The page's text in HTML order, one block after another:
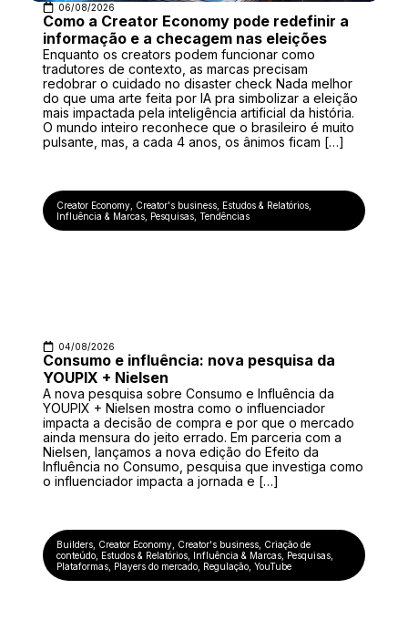
06/08/2026
Como a Creator Economy pode redefinir a
informação e a checagem nas eleições
Enquanto os creators podem funcionar como
tradutores de contexto, as marcas precisam
redobrar o cuidado no disaster check Nada melhor
do que uma arte feita por IA pra simbolizar a eleição
mais impactada pela inteligência artificial da história.
O mundo inteiro reconhece que o brasileiro é muito
pulsante, mas, a cada 4 anos, os ânimos ficam […]
Creator Economy Creator's business Estudos & Relatórios
Influência & Marcas Pesquisas ,Tendências
04/08/2026
Consumo e influência: nova pesquisa da
YOUPIX + Nielsen
A nova pesquisa sobre Consumo e Influência da
YOUPIX + Nielsen mostra como o influenciador
impacta a decisão de compra e por que o mercado
ainda mensura do jeito errado. Em parceria com a
Nielsen, lançamos a nova edição do Efeito da
Influência no Consumo, pesquisa que investiga como
o influenciador impacta a jornada e […]
Builders Creator Economy Creator's business Criação de
conteúdo
Estudos & Relatórios Influência & Marcas Pesquisas
Plataformas Players do mercado Regulação ,YouTube